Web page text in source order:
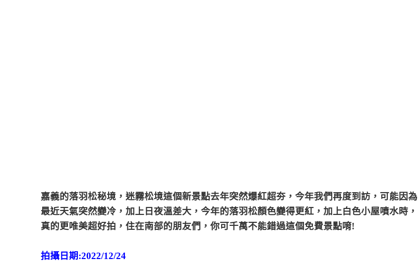
嘉義的落羽松秘境，迷霧松境這個新景點去年突然爆紅超夯，今年我們再度到訪，可能因為
最近天氣突然變冷，加上日夜溫差大，今年的落羽松顏色變得更紅，加上白色小屋噴水時，
真的更唯美超好拍，住在南部的朋友們，你可千萬不能錯過這個免費景點唷!
拍攝日期:2022/12/24